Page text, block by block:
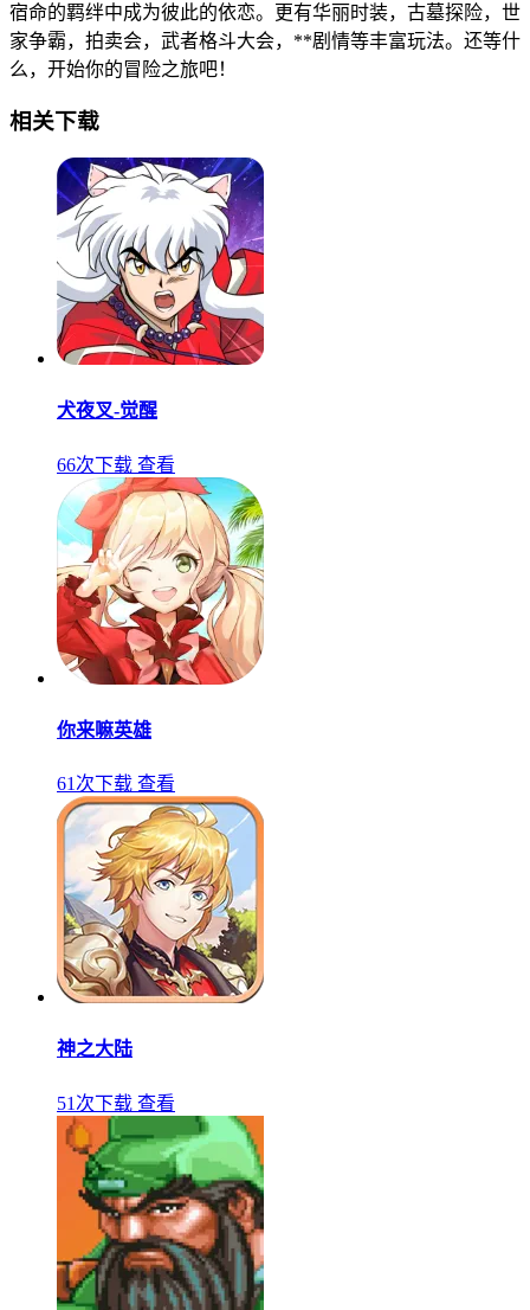
宿命的羁绊中成为彼此的依恋。更有华丽时装，古墓探险，世
家争霸，拍卖会，武者格斗大会，**剧情等丰富玩法。还等什
么，开始你的冒险之旅吧！
相关下载
犬夜叉-觉醒
66次下载 查看
你来嘛英雄
61次下载 查看
神之大陆
51次下载 查看